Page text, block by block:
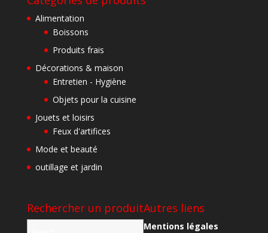
Alimentation
Boissons
Produits frais
Décorations & maison
Entretien - Hygiène
Objets pour la cuisine
Jouets et loisirs
Feux d'artifices
Mode et beauté
outillage et jardin
Rechercher un produitAutres liens
Mentions légales